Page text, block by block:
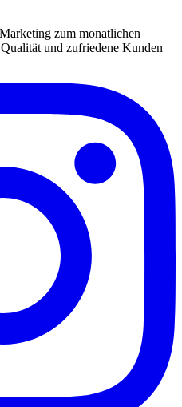
zum monatlichen
und zufriedene Kunden